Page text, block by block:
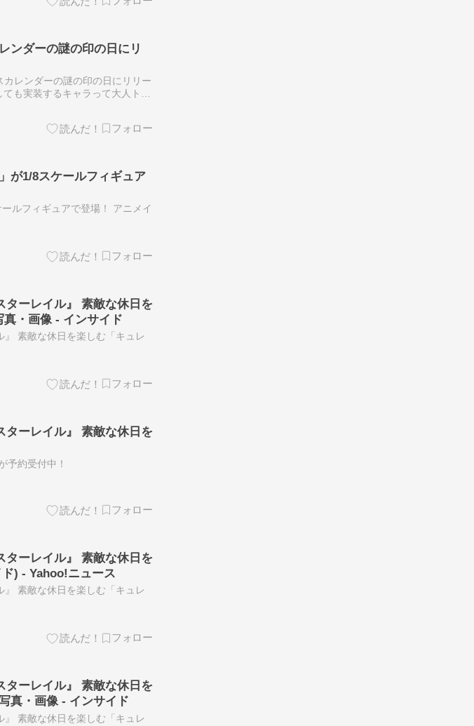
ンダーの謎の印の日にリ
レンダーの謎の印の日にリリー
も実装するキャラって大人トリ
が1/8スケールフィギュア
ルフィギュアで登場！ アニメイ
ーレイル』 素敵な休日を
・画像 - インサイド
素敵な休日を楽しむ「キュレ
ーレイル』 素敵な休日を
予約受付中！
ーレイル』 素敵な休日を
) - Yahoo!ニュース
素敵な休日を楽しむ「キュレ
ーレイル』 素敵な休日を
真・画像 - インサイド
素敵な休日を楽しむ「キュレ